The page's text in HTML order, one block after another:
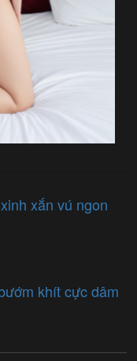
xắn vú ngon
khít cực dâm